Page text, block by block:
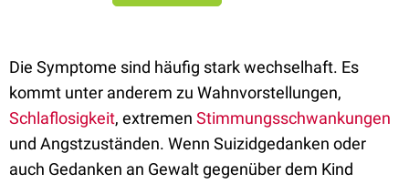
Die Symptome sind häufig stark wechselhaft. Es
kommt unter anderem zu Wahnvorstellungen,
Schlaflosigkeit, extremen Stimmungsschwankungen
und Angstzuständen. Wenn Suizidgedanken oder
auch Gedanken an Gewalt gegenüber dem Kind